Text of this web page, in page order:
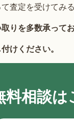
査定を受けてみ
りを多数承ってお
けください。
相談は